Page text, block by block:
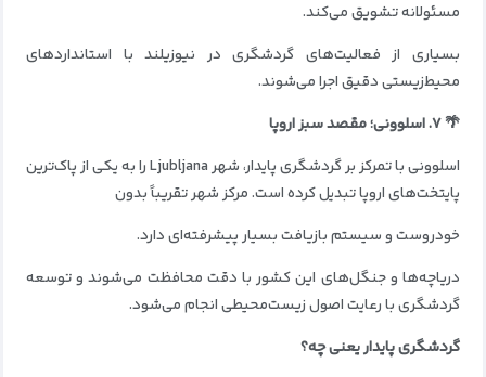
مسئولانه تشویق می‌کند.
بسیاری از فعالیت‌های گردشگری در نیوزیلند با استانداردهای
محیط‌زیستی دقیق اجرا می‌شوند.
🌴 ۷. اسلوونی؛ مقصد سبز اروپا
اسلوونی با تمرکز بر گردشگری پایدار، شهر Ljubljana را به یکی از پاک‌ترین
پایتخت‌های اروپا تبدیل کرده است. مرکز شهر تقریباً بدون
خودروست و سیستم بازیافت بسیار پیشرفته‌ای دارد.
دریاچه‌ها و جنگل‌های این کشور با دقت محافظت می‌شوند و توسعه
گردشگری با رعایت اصول زیست‌محیطی انجام می‌شود.
گردشگری پایدار یعنی چه؟